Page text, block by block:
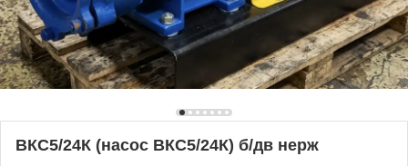
ВКС5/24К (насос ВКС5/24К) б/дв нерж